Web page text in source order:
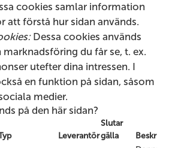
cookies samlar information
att förstå hur sidan används.
Dessa cookies används
du får se, t. ex.
utefter dina intressen. I
en funktion på sidan, såsom
medier.
på den här sidan?
Leverantör
Slutar
gälla